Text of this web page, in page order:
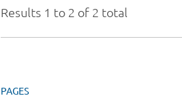
Results 1 to 2 of 2 total
PAGES